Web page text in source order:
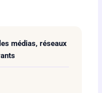
médias, réseaux